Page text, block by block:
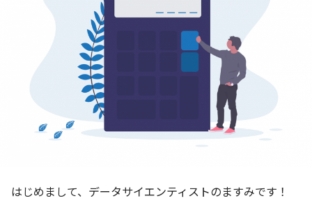
はじめまして、データサイエンティストのますみです！